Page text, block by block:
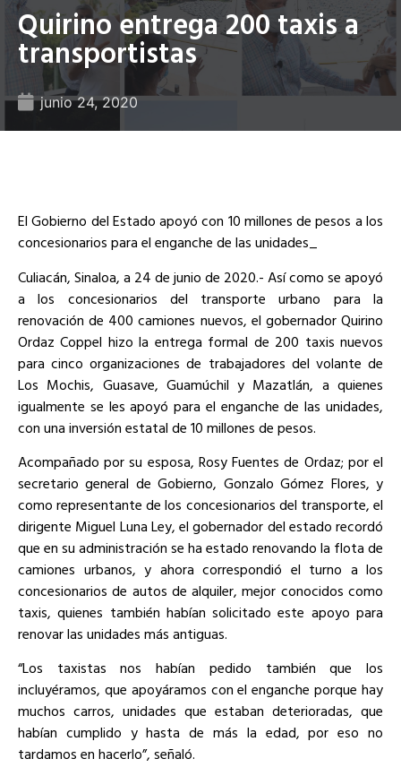
Quirino entrega 200 taxis a
transportistas
junio 24, 2020
El Gobierno del Estado apoyó con 10 millones de pesos a los
concesionarios para el enganche de las unidades_
Culiacán, Sinaloa, a 24 de junio de 2020.- Así como se apoyó
a los concesionarios del transporte urbano para la
renovación de 400 camiones nuevos, el gobernador Quirino
Ordaz Coppel hizo la entrega formal de 200 taxis nuevos
para cinco organizaciones de trabajadores del volante de
Los Mochis, Guasave, Guamúchil y Mazatlán, a quienes
igualmente se les apoyó para el enganche de las unidades,
con una inversión estatal de 10 millones de pesos.
Acompañado por su esposa, Rosy Fuentes de Ordaz; por el
secretario general de Gobierno, Gonzalo Gómez Flores, y
como representante de los concesionarios del transporte, el
dirigente Miguel Luna Ley, el gobernador del estado recordó
que en su administración se ha estado renovando la flota de
camiones urbanos, y ahora correspondió el turno a los
concesionarios de autos de alquiler, mejor conocidos como
taxis, quienes también habían solicitado este apoyo para
renovar las unidades más antiguas.
“Los taxistas nos habían pedido también que los
incluyéramos, que apoyáramos con el enganche porque hay
muchos carros, unidades que estaban deterioradas, que
habían cumplido y hasta de más la edad, por eso no
tardamos en hacerlo”, señaló.